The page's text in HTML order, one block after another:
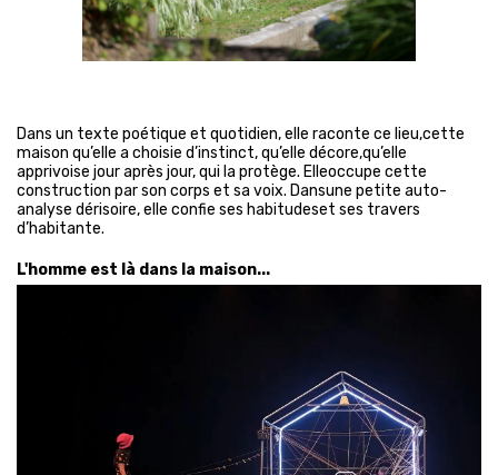
Dans un texte poétique et quotidien, elle raconte ce lieu,cette
maison qu’elle a choisie d’instinct, qu’elle décore,qu’elle
apprivoise jour après jour, qui la protège. Elleoccupe cette
construction par son corps et sa voix. Dansune petite auto-
analyse dérisoire, elle confie ses habitudeset ses travers
d’habitante.
L'homme est là dans la maison...